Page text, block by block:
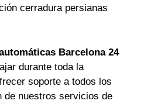
cerradura persianas
Barcelona 24
durante toda la
soporte a todos los
de nuestros servicios de